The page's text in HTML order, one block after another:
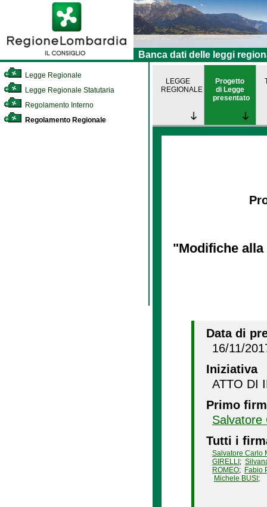
Banca dati delle leggi
Legge Regionale
Legge Regionale Statutaria
Regolamento Interno
Regolamento Regionale
LEGGE
REGIONALE
Progetto
di Legge
presentato
"Modifiche
Data di
16/11/
Iniziativa
ATTO DI
Primo
Salvatore
Tutti i
Salvatore Carlo
GIRELLI ;
ROMEO; Fabio
Michele BUSI ;